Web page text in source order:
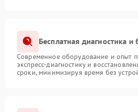
Бесплатная диагностика
Современное оборудование и опыт
экспресс-диагностику и
сроки, минимизируя время без